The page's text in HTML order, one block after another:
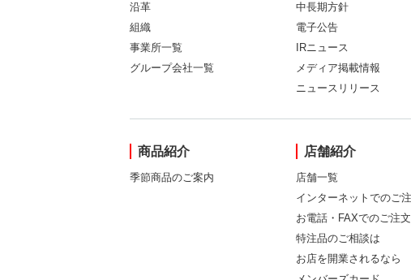
沿革
組織
事業所一覧
グループ会社一覧
中長期方針
電子公告
IRニュース
メディア掲載情報
ニュースリリース
商品紹介
季節商品のご案内
店舗紹介
店舗一覧
インターネットでのご
お電話・FAXでのご注
特注品のご相談は
お店を開業されるなら